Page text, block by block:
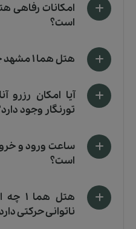
است؟
هتل هما ۱ مشهد چند ستاره است؟
تورنگار وجود
است؟
هتل
ناتوانی حرکتی